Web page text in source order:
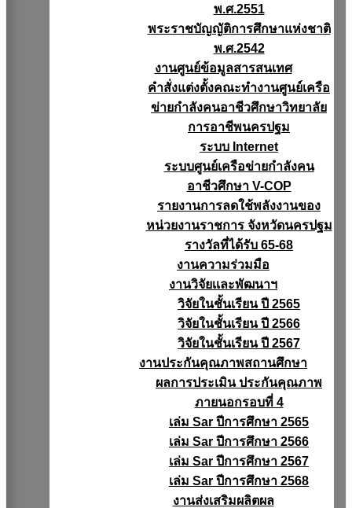
พ.ศ.2551
พระราชบัญญัติการศึกษาแห่งชาติ
พ.ศ.2542
งานศูนย์ข้อมูลสารสนเทศ
คำสั่งแต่งตั้งคณะทำงานศูนย์เครือ
ข่ายกำลังคนอาชีวศึกษาวิทยาลัย
การอาชีพนครปฐม
ระบบ Internet
ระบบศูนย์เครือข่ายกำลังคน
อาชีวศึกษา V-COP
รายงานการลดใช้พลังงานของ
หน่วยงานราชการ จังหวัดนครปฐม
รางวัลที่ได้รับ 65-68
งานความร่วมมือ
งานวิจัยเเละพัฒนาฯ
วิจัยในชั้นเรียน ปี 2565
วิจัยในชั้นเรียน ปี 2566
วิจัยในชั้นเรียน ปี 2567
งานประกันคุณภาพสถานศึกษา
ผลการประเมิน ประกันคุณภาพ
ภายนอกรอบที่ 4
เล่ม Sar ปีการศึกษา 2565
เล่ม Sar ปีการศึกษา 2566
เล่ม Sar ปีการศึกษา 2567
เล่ม Sar ปีการศึกษา 2568
งานส่งเสริมผลิตผล